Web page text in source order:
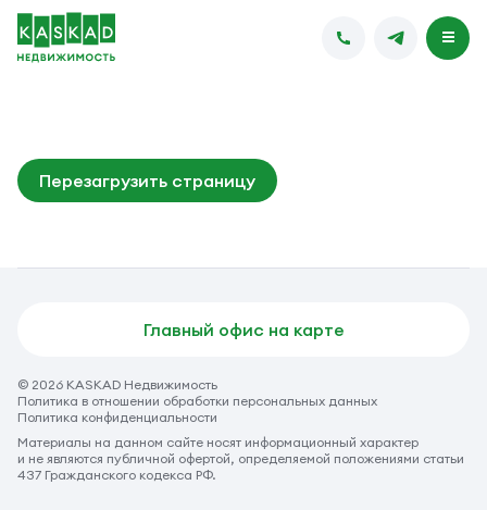
Перезагрузить страницу
Главный офис на карте
© 2026 KASKAD Недвижимость
Политика в отношении обработки персональных данных
Политика конфиденциальности
Материалы на данном сайте носят информационный характер
и не являются публичной офертой, определяемой положениями статьи
437 Гражданского кодекса РФ.